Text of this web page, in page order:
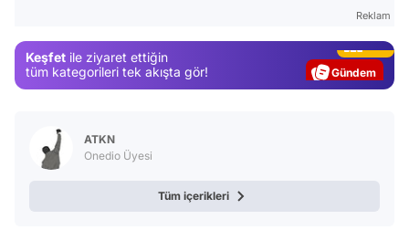
Reklam
Keşfet ile ziyaret ettiğin
tüm kategorileri tek akışta gör!
ATKN
Onedio Üyesi
Tüm içerikleri